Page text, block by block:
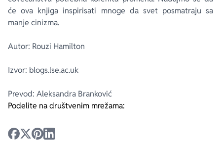
će ova knjiga inspirisati mnoge da svet posmatraju sa
manje cinizma.
Autor: Rouzi Hamilton
Izvor: blogs.lse.ac.uk
Prevod: Aleksandra Branković
Podelite na društvenim mrežama: